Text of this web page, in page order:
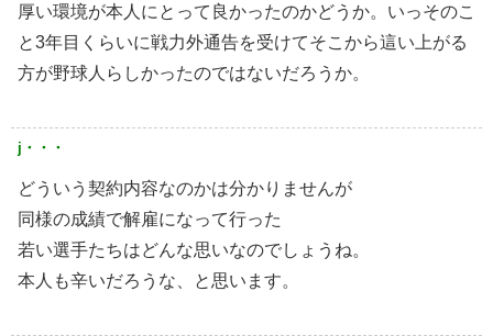
厚い環境が本人にとって良かったのかどうか。いっそのこ
と3年目くらいに戦力外通告を受けてそこから這い上がる
方が野球人らしかったのではないだろうか。
j・・・
どういう契約内容なのかは分かりませんが
同様の成績で解雇になって行った
若い選手たちはどんな思いなのでしょうね。
本人も辛いだろうな、と思います。